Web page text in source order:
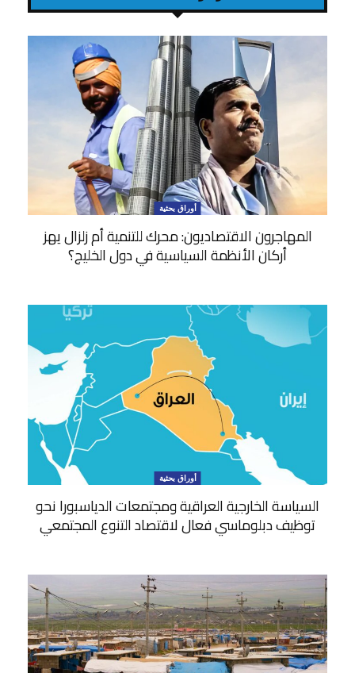
أوراق بحثية
المهاجرون الاقتصاديون: محرك للتنمية أم زلزال يهز
أركان الأنظمة السياسية في دول الخليج؟
أوراق بحثية
السياسة الخارجية العراقية ومجتمعات الدياسبورا نحو
توظيف دبلوماسي فعال لاقتصاد التنوع المجتمعي